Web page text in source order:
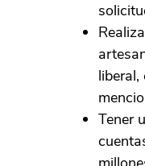
liberal,
Tener